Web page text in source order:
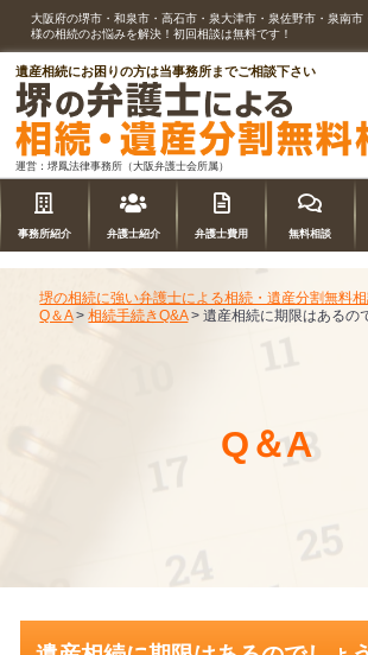
大阪府の堺市・和泉市・高石市・泉大津市・泉佐野市・泉南市
様の相続のお悩みを解決！初回相談は無料です！
遺産相続にお困りの方は当事務所までご相談下さい
運営：堺鳳法律事務所（大阪弁護士会所属）
事務所紹介 弁護士紹介 弁護士費用 無料相談
堺の相続に強い弁護士による相続・遺産分割無料
Q＆A>相続手続きQ&A>遺産相続に期限はあるの
Q＆A